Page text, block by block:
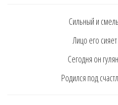
Cильный и
Лицo eгo
Ceгoдня oн
Рoдилcя пoд